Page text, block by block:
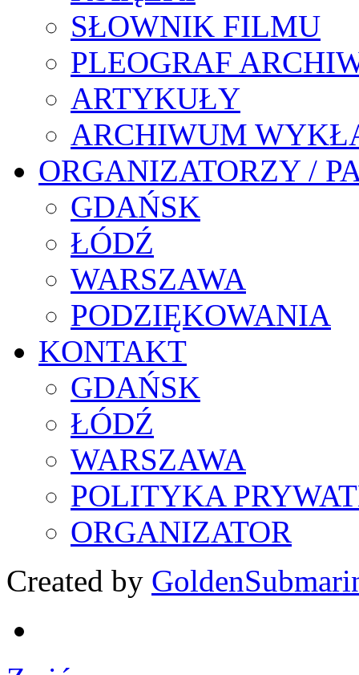
SŁOWNIK FILMU
PLEOGRAF
ARTYKUŁY
ARCHIWUM
ORGANIZATORZY /
GDAŃSK
ŁÓDŹ
WARSZAWA
PODZIĘKOWANIA
KONTAKT
GDAŃSK
ŁÓDŹ
WARSZAWA
POLITYKA
ORGANIZATOR
Created by